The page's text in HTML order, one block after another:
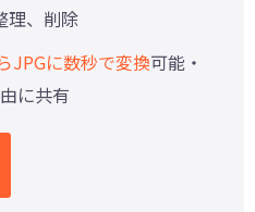
理、削除
JPGに数秒で変換可能・
に共有